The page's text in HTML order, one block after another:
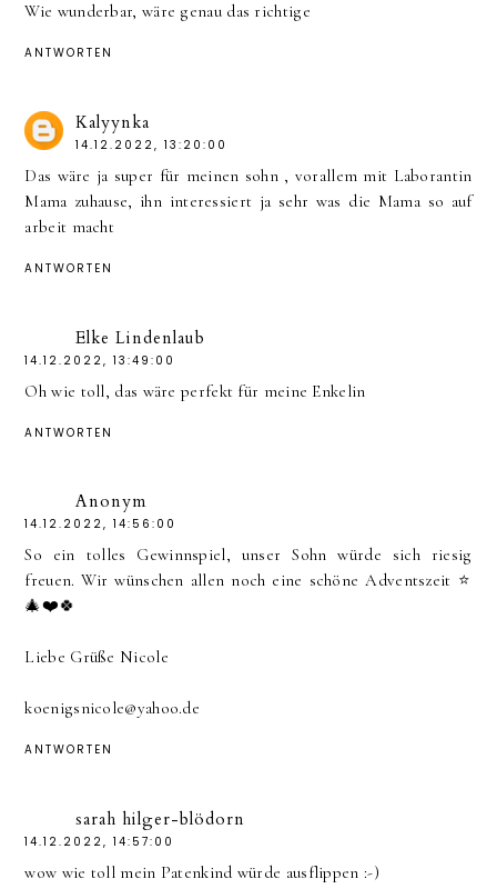
Wie wunderbar, wäre genau das richtige
ANTWORTEN
Kalyynka
14.12.2022, 13:20:00
Das wäre ja super für meinen sohn , vorallem mit Laborantin
Mama zuhause, ihn interessiert ja sehr was die Mama so auf
arbeit macht
ANTWORTEN
Elke Lindenlaub
14.12.2022, 13:49:00
Oh wie toll, das wäre perfekt für meine Enkelin
ANTWORTEN
Anonym
14.12.2022, 14:56:00
So ein tolles Gewinnspiel, unser Sohn würde sich riesig
freuen. Wir wünschen allen noch eine schöne Adventszeit ⭐️
🎄❤️🍀
Liebe Grüße Nicole
koenigsnicole@yahoo.de
ANTWORTEN
sarah hilger-blödorn
14.12.2022, 14:57:00
wow wie toll mein Patenkind würde ausflippen :-)